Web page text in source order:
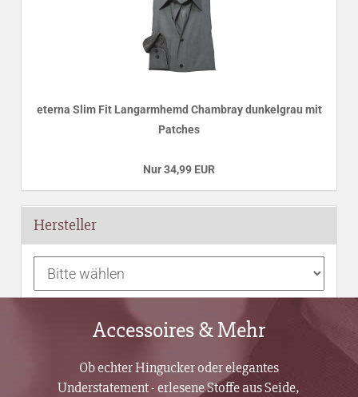
eterna Slim Fit Langarmhemd Chambray dunkelgrau mit
Patches
Nur 34,99 EUR
Hersteller
Accessoires & Mehr
Ob echter Hingucker oder elegantes
Understatement - erlesene Stoffe aus Seide,